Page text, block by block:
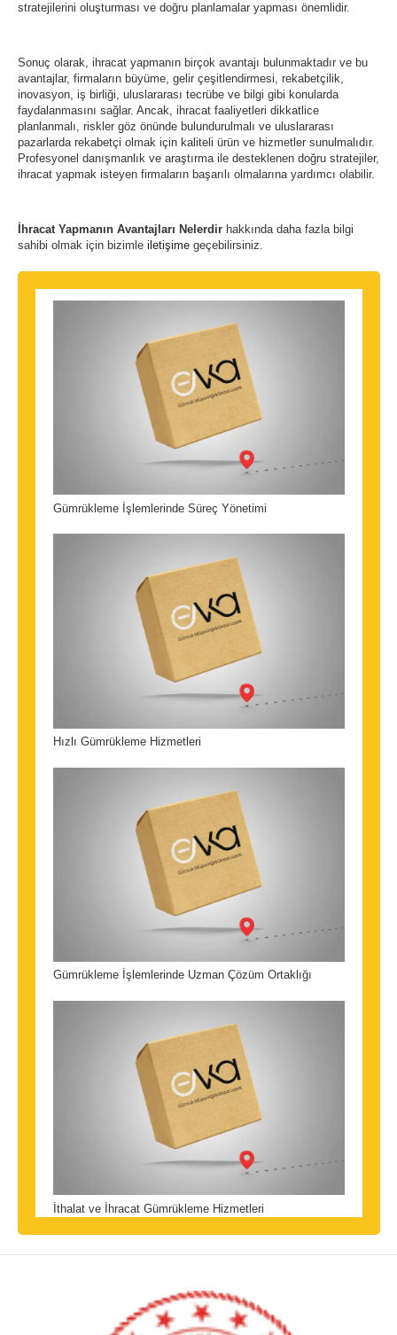
stratejilerini oluşturması ve doğru planlamalar yapması önemlidir.
Sonuç olarak, ihracat yapmanın birçok avantajı bulunmaktadır ve bu
avantajlar, firmaların büyüme, gelir çeşitlendirmesi, rekabetçilik,
inovasyon, iş birliği, uluslararası tecrübe ve bilgi gibi konularda
faydalanmasını sağlar. Ancak, ihracat faaliyetleri dikkatlice
planlanmalı, riskler göz önünde bulundurulmalı ve uluslararası
pazarlarda rekabetçi olmak için kaliteli ürün ve hizmetler sunulmalıdır.
Profesyonel danışmanlık ve araştırma ile desteklenen doğru stratejiler,
ihracat yapmak isteyen firmaların başarılı olmalarına yardımcı olabilir.
İhracat Yapmanın Avantajları Nelerdirhakkında daha fazla bilgi
sahibi olmak için bizimle iletişimegeçebilirsiniz.
Gümrükleme İşlemlerinde Süreç Yönetimi
Hızlı Gümrükleme Hizmetleri
Gümrükleme İşlemlerinde Uzman Çözüm Ortaklığı
İthalat ve İhracat Gümrükleme Hizmetleri